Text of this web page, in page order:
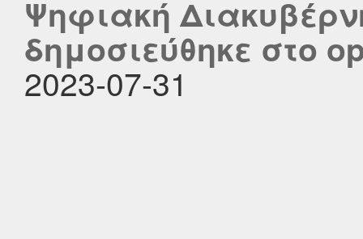
Ψηφιακή
δημοσιεύθηκε στο
2023-07-31